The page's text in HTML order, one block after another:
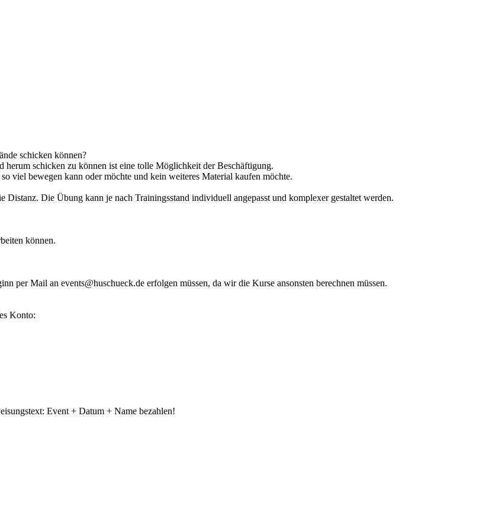
schicken können?
schicken zu können ist eine tolle Möglichkeit der Beschäftigung.
viel bewegen kann oder möchte und kein weiteres Material kaufen möchte.
Die Übung kann je nach Trainingsstand individuell angepasst und komplexer gestaltet werden.
können.
per Mail an events@huschueck.de erfolgen müssen, da wir die Kurse ansonsten berechnen müssen.
Konto:
Event + Datum + Name bezahlen!